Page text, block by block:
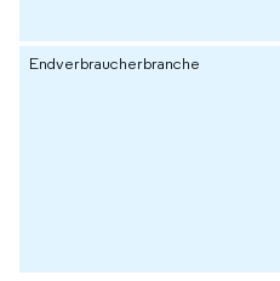
Endverbraucherbranche